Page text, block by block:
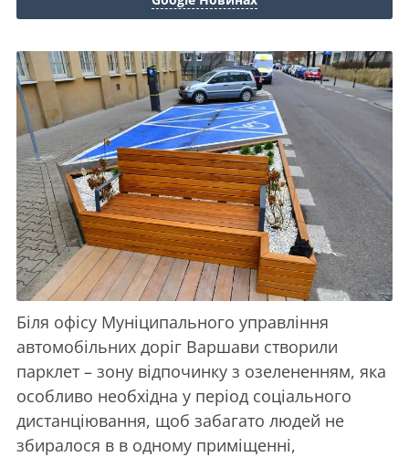
Біля офісу Муніципального управління
автомобільних доріг Варшави створили
парклет – зону відпочинку з озелененням, яка
особливо необхідна у період соціального
дистанціювання, щоб забагато людей не
збиралося в в одному приміщенні,